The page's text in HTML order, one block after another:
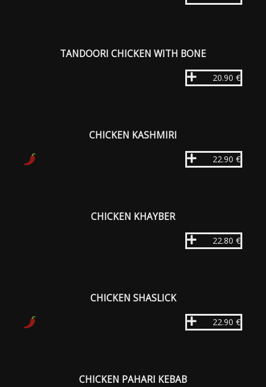
TANDOORI CHICKEN WITH BONE
20.90 €
CHICKEN KASHMIRI
22.90 €
CHICKEN KHAYBER
22.80 €
CHICKEN SHASLICK
22.90 €
CHICKEN PAHARI KEBAB